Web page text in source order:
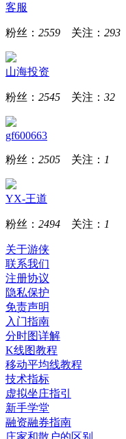
客服
粉丝： 2559 关注： 293
山海投资
粉丝： 2545 关注： 32
gf600663
粉丝： 2505 关注： 1
YX-王道
粉丝： 2494 关注： 1
关于游侠
联系我们
注册协议
隐私保护
免责声明
入门指南
分时图详解
K线图教程
移动平均线教程
技术指标
虚拟坐庄指引
新手学堂
融资融券指南
庄家和散户的区别